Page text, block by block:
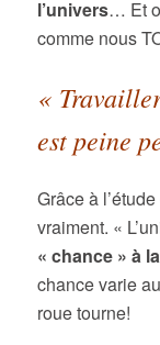
l’univers… Et
comme nous
«
est peine
Grâce à
vraiment. «
« chance » à
chance varie
roue tourne!